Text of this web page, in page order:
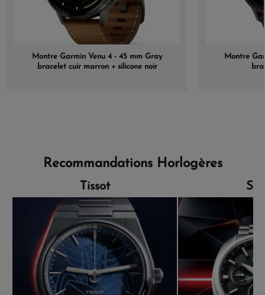
Montre Garmin Venu 4 - 45 mm Gray
bracelet cuir marron + silicone noir
Montre
Recommandations Horlogères
Tissot